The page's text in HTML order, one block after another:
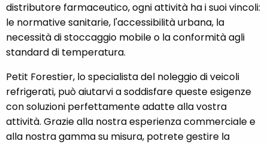
distributore farmaceutico, ogni attività ha i suoi vincoli:
le normative sanitarie, l'accessibilità urbana, la
necessità di stoccaggio mobile o la conformità agli
standard di temperatura.
Petit Forestier, lo specialista del noleggio di veicoli
refrigerati, può aiutarvi a soddisfare queste esigenze
con soluzioni perfettamente adatte alla vostra
attività. Grazie alla nostra esperienza commerciale e
alla nostra gamma su misura, potrete gestire la